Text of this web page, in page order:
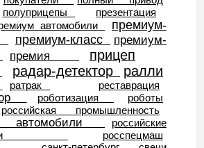
полуприцепы презентация
автомобили
премиум-
премиум-класс
премиум-
премия прицеп
радар-детектор ралли
ратрак реставрация
роботизация
роботы
российская промышленность
автомобили
российские
росспецмаш